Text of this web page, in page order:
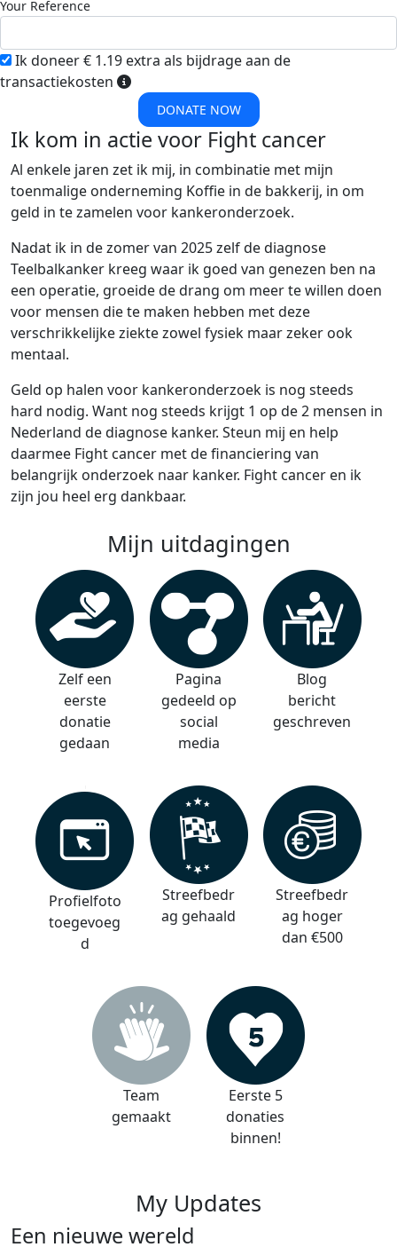
Your Reference
Ik doneer € 1.19 extra als bijdrage aan de
transactiekosten
DONATE NOW
Ik kom in actie voor Fight cancer
Al enkele jaren zet ik mij, in combinatie met mijn
toenmalige onderneming Koffie in de bakkerij, in om
geld in te zamelen voor kankeronderzoek.
Nadat ik in de zomer van 2025 zelf de diagnose
Teelbalkanker kreeg waar ik goed van genezen ben na
een operatie, groeide de drang om meer te willen doen
voor mensen die te maken hebben met deze
verschrikkelijke ziekte zowel fysiek maar zeker ook
mentaal.
Geld op halen voor kankeronderzoek is nog steeds
hard nodig. Want nog steeds krijgt 1 op de 2 mensen in
Nederland de diagnose kanker. Steun mij en help
daarmee Fight cancer met de financiering van
belangrijk onderzoek naar kanker. Fight cancer en ik
zijn jou heel erg dankbaar.
Mijn uitdagingen
Zelf een
eerste
donatie
gedaan
Pagina
gedeeld op
social
media
Blog
bericht
geschreven
Profielfoto
toegevoeg
d
Streefbedr
ag gehaald
Streefbedr
ag hoger
dan €500
Team
gemaakt
Eerste 5
donaties
binnen!
My Updates
Een nieuwe wereld